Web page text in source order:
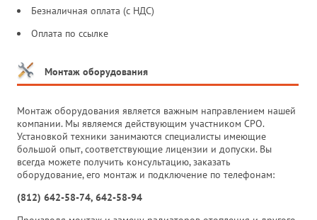
Безналичная оплата (с НДС)
Оплата по ссылке
Монтаж оборудования
Монтаж оборудования является важным направлением нашей
компании. Мы являемся действующим участником СРО.
Установкой техники занимаются специалисты имеющие
большой опыт, соответствующие лицензии и допуски. Вы
всегда можете получить консультацию, заказать
оборудование, его монтаж и подключение по телефонам:
(812) 642-58-74, 642-58-94